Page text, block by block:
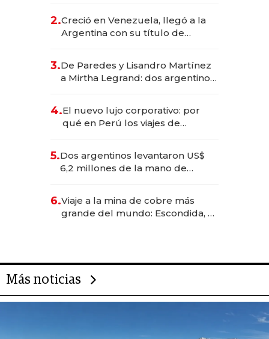
2.Creció en Venezuela, llegó a la
Argentina con su título de
las marcas "fast premium"
3.De Paredes y Lisandro Martínez
a Mirtha Legrand: dos argentinos
4.El nuevo lujo corporativo: por
qué en Perú los viajes de
transformadoras
5.Dos argentinos levantaron US$
6,2 millones de la mano de
6.Viaje a la mina de cobre más
grande del mundo: Escondida, el
Más noticias